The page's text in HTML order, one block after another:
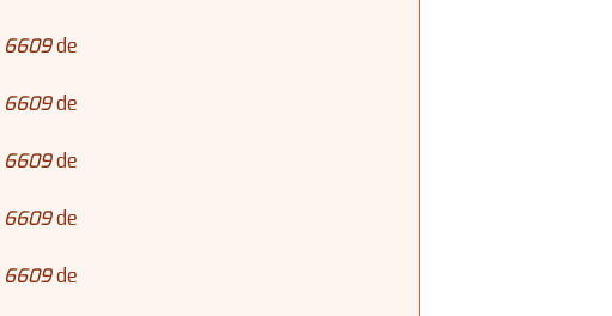
6609de
6609de
6609de
6609de
6609de